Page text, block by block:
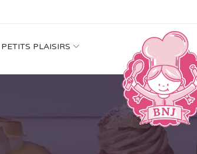
PETITS PLAISIRS